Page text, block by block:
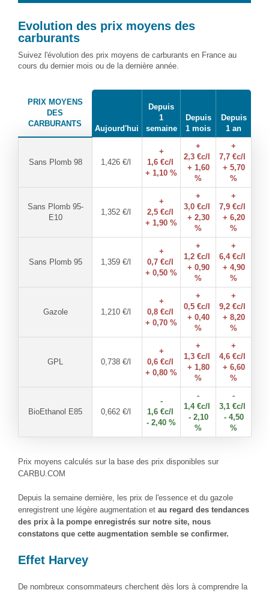
Evolution des prix moyens des
carburants
Suivez l'évolution des prix moyens de carburants en France au
cours du dernier mois ou de la dernière année.
PRIX MOYENS
DES
CARBURANTS
Aujourd'hui
Depuis
1
semaine
Depuis
1 mois
Depuis
1 an
Sans Plomb 98 1,426 €/l
+
1,6€c/l
+ 1,10 %
+
2,3 €c/l
+ 1,60
%
+
7,7 €c/l
+ 5,70
%
Sans Plomb 95-
E10
1,352 €/l
+
2,5€c/l
+ 1,90 %
+
3,0 €c/l
+ 2,30
%
+
7,9 €c/l
+ 6,20
%
Sans Plomb 95 1,359 €/l
+
0,7€c/l
+ 0,50 %
+
1,2 €c/l
+ 0,90
%
+
6,4€c/l
+ 4,90
%
Gazole 1,210 €/l
+
0,8€c/l
+ 0,70 %
+
0,5 €c/l
+ 0,40
%
+
9,2 €c/l
+ 8,20
%
GPL 0,738 €/l
+
0,6€c/l
+ 0,80 %
+
1,3 €c/l
+ 1,80
%
+
4,6 €c/l
+ 6,60
%
BioEthanol E85 0,662 €/l
-
1,6€c/l
- 2,40 %
-
1,4€c/l
- 2,10
%
-
3,1 €c/l
- 4,50
%
Prix moyens calculés sur la base des prix disponibles sur
CARBU.COM
Depuis la semaine dernière, les prix de l'essence et du gazole
enregistrent une légère augmentation et au regard des tendances
des prix à la pompe enregistrés sur notre site, nous
constatons que cette augmentation semble se confirmer.
Effet Harvey
De nombreux consommateurs cherchent dès lors à comprendre la